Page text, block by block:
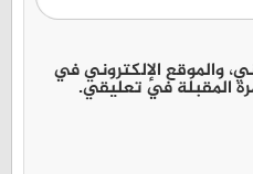
والموقع الإلكتروني في
المقبلة في تعليقي.